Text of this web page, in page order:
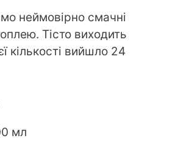
неймовірно смачні
Тісто виходить
кількості вийшло 24
мл